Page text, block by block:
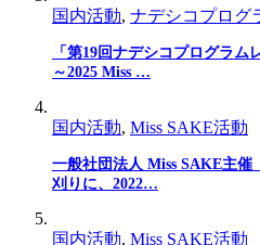
国内活動, ナデシコプログ
「第19回ナデシコプログラ
～2025 Miss …
国内活動, Miss SAKE活動
一般社団法人 Miss SAKE主
刈りに、2022…
国内活動, Miss SAKE活動